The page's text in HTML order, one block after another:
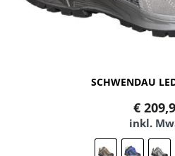
SCHWENDAU
€
inkl.